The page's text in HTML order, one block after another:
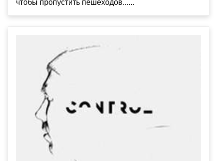
чтобы пропустить пешеходов......